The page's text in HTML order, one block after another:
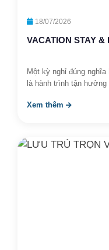
18/07/2026
VACATION STAY &
Một kỳ nghỉ đúng
là hành trình tận
Xem thêm